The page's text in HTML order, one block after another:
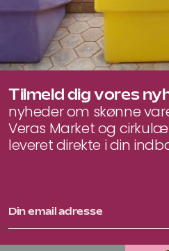
Tilmeld dig vores
nyheder om skønne
Veras Market og
leveret direkte i din